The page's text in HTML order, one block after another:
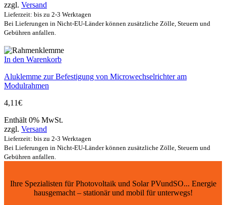
zzgl. Versand
Lieferzeit: bis zu 2-3 Werktagen
Bei Lieferungen in Nicht-EU-Länder können zusätzliche Zölle, Steuern und
Gebühren anfallen.
In den Warenkorb
Aluklemme zur Befestigung von Microwechselrichter am
Modulrahmen
4,11€
Enthält 0% MwSt.
zzgl. Versand
Lieferzeit: bis zu 2-3 Werktagen
Bei Lieferungen in Nicht-EU-Länder können zusätzliche Zölle, Steuern und
Gebühren anfallen.
Ihre Spezialisten für Photovoltaik und Solar PVundSO... Energie
hausgemacht – stationär und mobil für unterwegs!